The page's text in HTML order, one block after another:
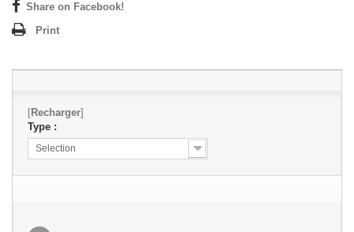
Share on Facebook!
Print
[Recharger]
Type :
Selection